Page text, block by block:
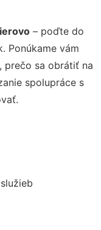
– poďte do
Ponúkame vám
prečo sa obrátiť na
spolupráce s